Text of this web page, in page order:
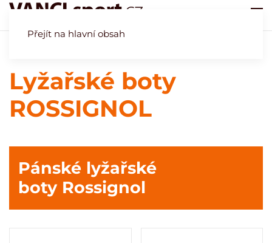
Přejít na hlavní obsah
Úvod Obchod Naše specialita - lyžařské boty
Lyžařské boty
ROSSIGNOL
Pánské lyžařské
boty Rossignol